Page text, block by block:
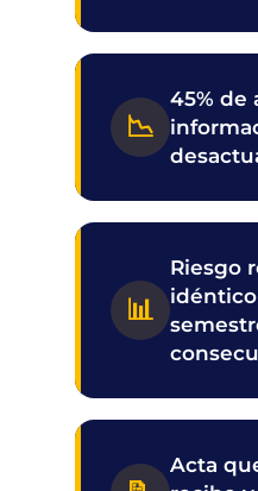
📉
45% de
📊
Riesgo
Acta